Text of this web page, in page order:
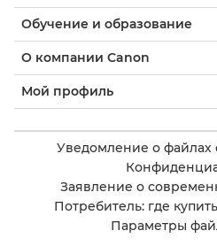
Обучение и образование
О компании Canon
Мой профиль
Уведомление о файлах
Заявление о
Потребитель: где купить
Параметры